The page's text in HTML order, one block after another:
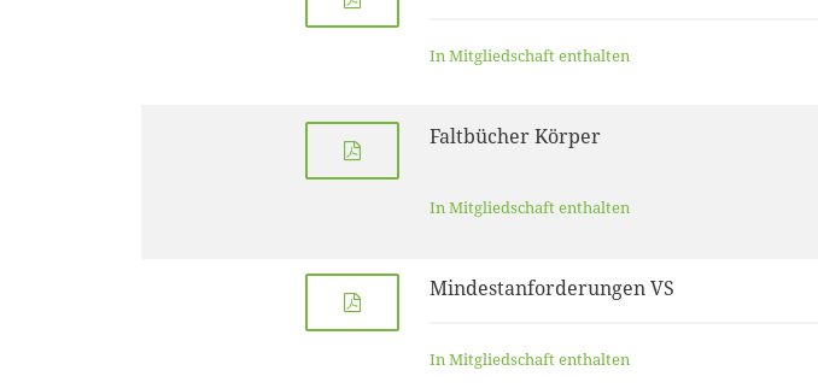
In Mitgliedschaft enthalten
Faltbücher Körper
In Mitgliedschaft enthalten
Mindestanforderungen VS
In Mitgliedschaft enthalten